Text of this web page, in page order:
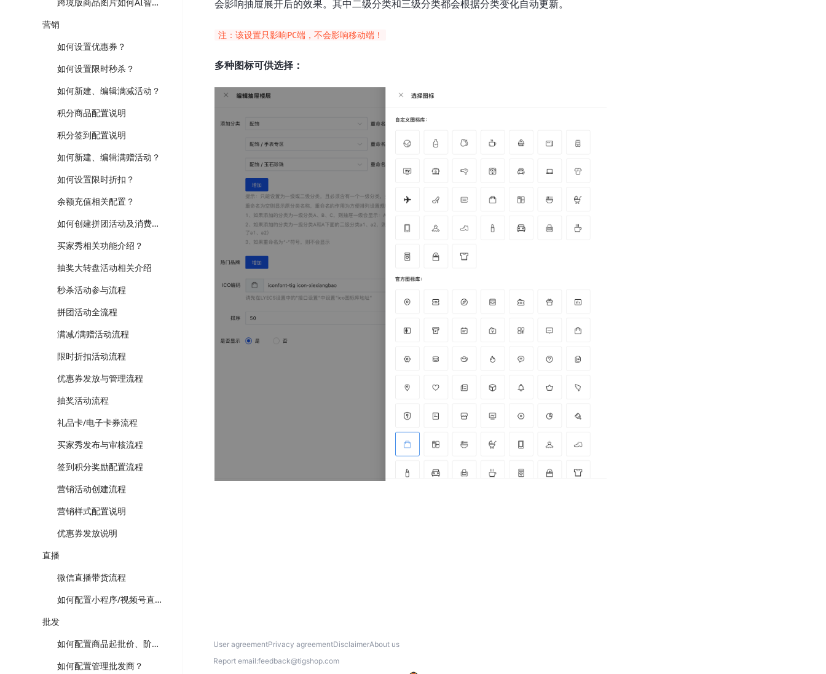
营销
如何设置优惠券？
如何设置限时秒杀？
如何新建、编辑满减活动？
积分商品配置说明
积分签到配置说明
如何新建、编辑满赠活动？
如何设置限时折扣？
余额充值相关配置？
如何创建拼团活动及消费者如何参团？
买家秀相关功能介绍？
抽奖大转盘活动相关介绍
秒杀活动参与流程
拼团活动全流程
满减/满赠活动流程
限时折扣活动流程
优惠券发放与管理流程
抽奖活动流程
礼品卡/电子卡券流程
买家秀发布与审核流程
签到积分奖励配置流程
营销活动创建流程
营销样式配置说明
优惠券发放说明
直播
微信直播带货流程
如何配置小程序/视频号直播？
批发
如何配置商品起批价、阶梯价？
如何配置管理批发商？
会影响抽屉展开后的效果。其中二级分类和三级分类都会根据分类变化自动更新。
注：该设置只影响PC端，不会影响移动端！
多种图标可供选择：
User agreementPrivacy agreementDisclaimerAbout us
Report email:feedback@tigshop.com